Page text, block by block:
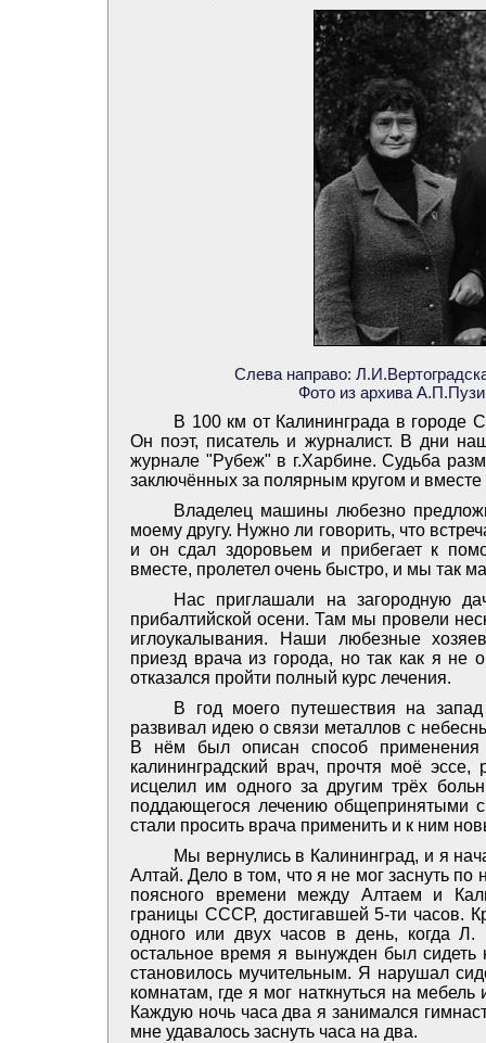
Слева направо:
Фото из архива
В 100 км от Калининграда в городе
Он поэт, писатель и журналист. В дни
журнале "Рубеж" в г.Харбине. Судьба
заключённых за полярным кругом и
Владелец машины любезно
моему другу. Нужно ли говорить, что
и он сдал здоровьем и прибегает к
вместе, пролетел очень быстро, и мы так
Нас приглашали на загородную
прибалтийской осени. Там мы провели
иглоукалывания. Наши любезные
приезд врача из города, но так как я
отказался пройти полный курс лечения.
В год моего путешествия на
развивал идею о связи металлов с
В нём был описан способ применения
калининградский врач, прочтя моё
исцелил им одного за другим трёх
поддающегося лечению общепринятыми
стали просить врача применить и к ним
Мы вернулись в Калининград, и я
Алтай. Дело в том, что я не мог заснуть
поясного времени между Алтаем и
границы СССР, достигавшей 5-ти часов.
одного или двух часов в день, когда Л.
остальное время я вынужден был сидеть
становилось мучительным. Я нарушал
комнатам, где я мог наткнуться на
Каждую ночь часа два я занимался
мне удавалось заснуть часа на два.